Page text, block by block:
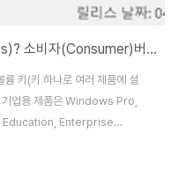
윈도우 10/11 - 비즈니스(Business)? 소비자(Consumer)버전 차이는?
키(키 하나로 여러 제품에 설
기업용 제품은 Windows Pro,
Enterprise
테일 키(하나의 제품에서만 사